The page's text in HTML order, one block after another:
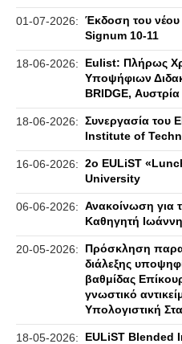
01-07-2026: Έκδοση του νέου
Signum 10-11
18-06-2026:
Eulist: Πλήρως
Υποψήφιων
BRIDGE, Αυστρία
18-06-2026: Συνεργασία του
Institute of
16-06-2026: 2ο EULiST
University
06-06-2026: Ανακοίνωση για
Καθηγητή
20-05-2026:
Πρόσκληση
διάλεξης
βαθμίδας
γνωστικό
Υπολογιστική
18-05-2026:
EULiST Blended